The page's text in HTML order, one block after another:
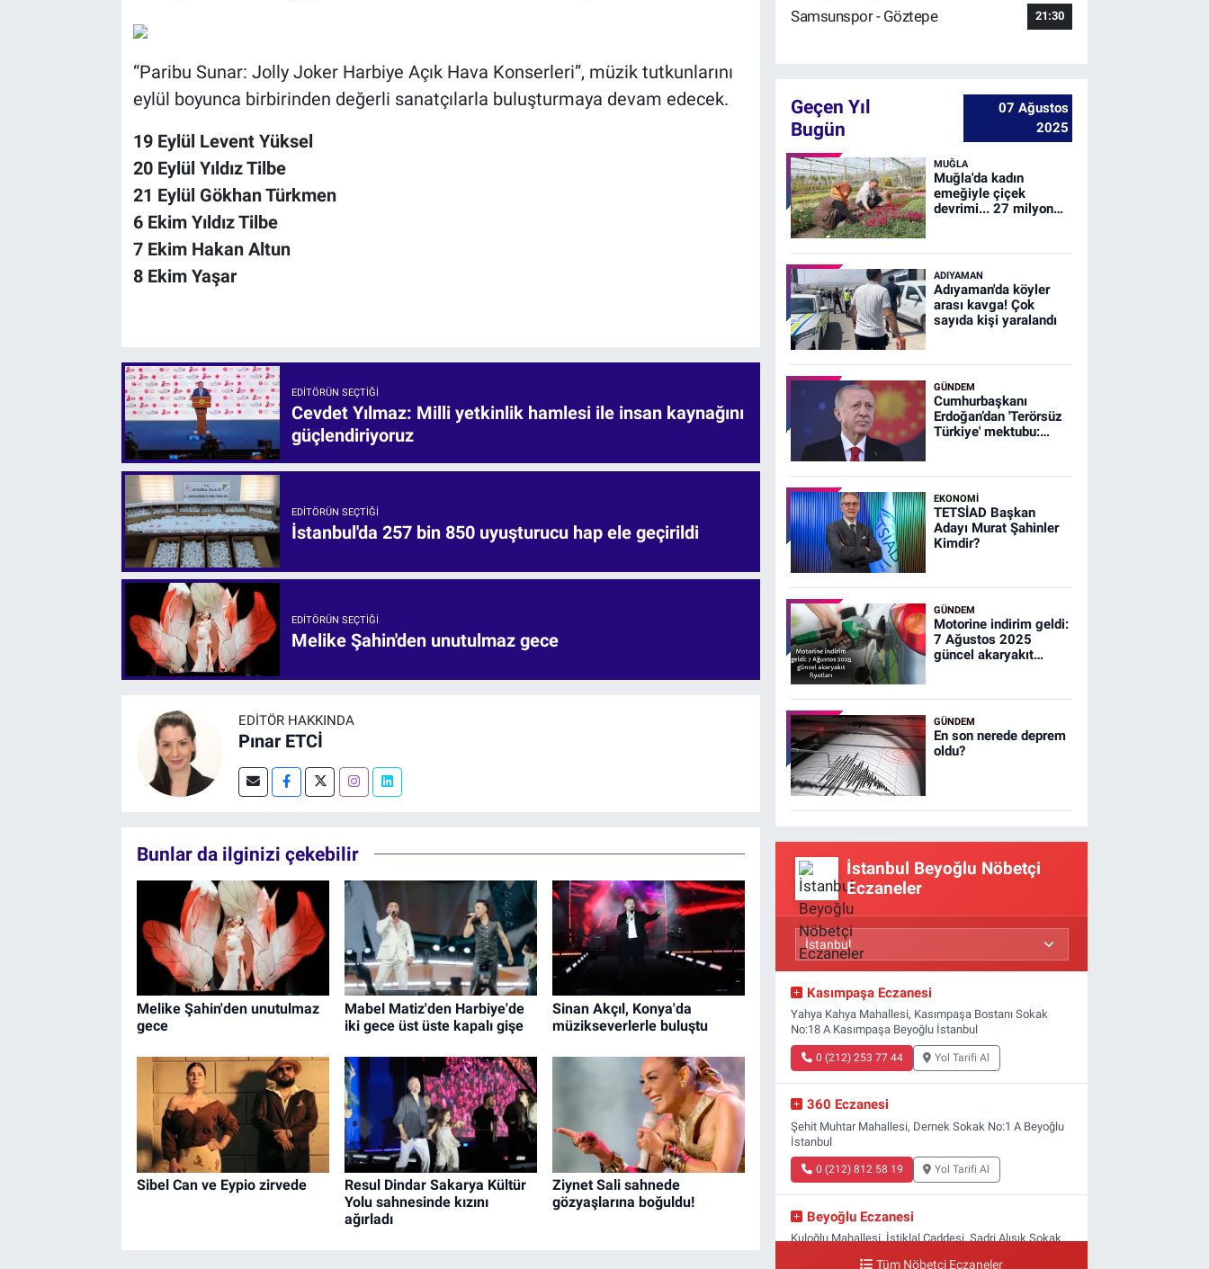
“Paribu Sunar: Jolly Joker Harbiye Açık Hava Konserleri”, müzik tutkunlarını
eylül boyunca birbirinden değerli sanatçılarla buluşturmaya devam edecek.
19 Eylül Levent Yüksel
20 Eylül Yıldız Tilbe
21 Eylül Gökhan Türkmen
6 Ekim Yıldız Tilbe
7 Ekim Hakan Altun
8 Ekim Yaşar
EDITÖRÜN SEÇTIĞI
Cevdet Yılmaz: Milli yetkinlik hamlesi ile insan kaynağını
güçlendiriyoruz
EDITÖRÜN SEÇTIĞI
İstanbul'da 257 bin 850 uyuşturucu hap ele geçirildi
EDITÖRÜN SEÇTIĞI
Melike Şahin'den unutulmaz gece
EDITÖR HAKKINDA
Pınar ETCİ
Bunlar da ilginizi çekebilir
Melike Şahin'den unutulmaz
gece
Mabel Matiz'den Harbiye'de
iki gece üst üste kapalı gişe
Sinan Akçıl, Konya'da
müzikseverlerle buluştu
Sibel Can ve Eypio zirvede
Resul Dindar Sakarya Kültür
Yolu sahnesinde kızını
ağırladı
Ziynet Sali sahnede
gözyaşlarına boğuldu!
Samsunspor - Göztepe
21:30
Geçen Yıl
Bugün
07 Ağustos
2025
MUĞLA
Muğla'da kadın
emeğiyle çiçek
devrimi... 27 milyon
ADIYAMAN
Adıyaman'da köyler
arası kavga! Çok
sayıda kişi yaralandı
GÜNDEM
Cumhurbaşkanı
Erdoğan’dan 'Terörsüz
Türkiye' mektubu:
çıkacağız
EKONOMİ
TETSİAD Başkan
Adayı Murat Şahinler
Kimdir?
GÜNDEM
Motorine indirim geldi:
7 Ağustos 2025
güncel akaryakıt
GÜNDEM
En son nerede deprem
oldu?
İstanbul Beyoğlu Nöbetçi
Eczaneler
Kasımpaşa Eczanesi
Yahya Kahya Mahallesi, Kasımpaşa Bostanı Sokak
No:18 A Kasımpaşa Beyoğlu İstanbul
0 (212) 253 77 44 Yol Tarifi Al
360 Eczanesi
Şehit Muhtar Mahallesi, Dernek Sokak No:1 A Beyoğlu
İstanbul
0 (212) 812 58 19 Yol Tarifi Al
Beyoğlu Eczanesi
Kuloğlu Mahallesi, İstiklal Caddesi, Sadri Alışık Sokak
Tüm Nöbetçi Eczaneler